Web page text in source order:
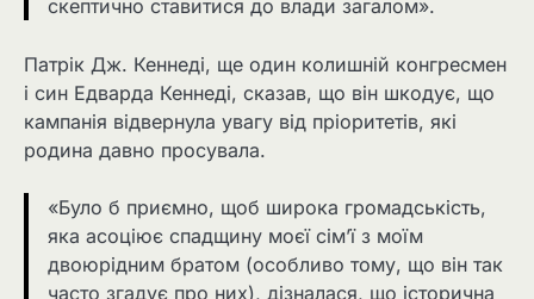
скептично ставитися до влади загалом».
Патрік Дж. Кеннеді, ще один колишній конгресмен
і син Едварда Кеннеді, сказав, що він шкодує, що
кампанія відвернула увагу від пріоритетів, які
родина давно просувала.
«Було б приємно, щоб широка громадськість,
яка асоціює спадщину моєї сім’ї з моїм
двоюрідним братом (особливо тому, що він так
часто згадує про них), дізналася, що історична